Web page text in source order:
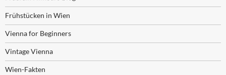
Frühstücken in Wien
Vienna for Beginners
Vintage Vienna
Wien-Fakten